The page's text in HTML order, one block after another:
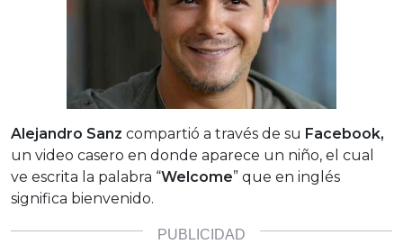
Alejandro Sanz compartió a través de su Facebook,
un video casero en donde aparece un niño, el cual
ve escrita la palabra “Welcome” que en inglés
significa bienvenido.